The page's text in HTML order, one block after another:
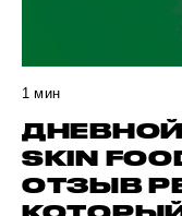
1 мин
SKIN
ОТЗЫВ